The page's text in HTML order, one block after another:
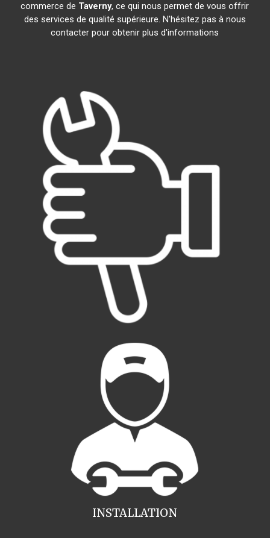
commerce de Taverny, ce qui nous permet de vous offrir
des services de qualité supérieure. N'hésitez pas à nous
contacter pour obtenir plus d'informations
INSTALLATION